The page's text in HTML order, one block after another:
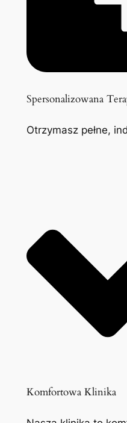
Spersonalizowana
Otrzymasz pełne,
Komfortowa Klinika